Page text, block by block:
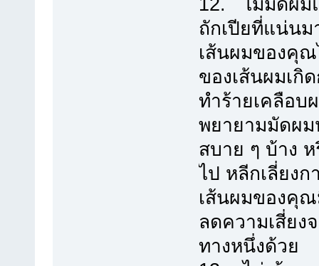
12. ไม่มัดผม
ถักเปียที่แน่นม
เส้นผมของคุณ
ของเส้นผมเกิ
ทำร้ายเคลือบ
พยายามมัดผม
สบาย ๆ บ้าง
ไป หลีกเลี่ยง
เส้นผมของคุ
ลดความเสี่ยง
ทางหนึ่งด้วย